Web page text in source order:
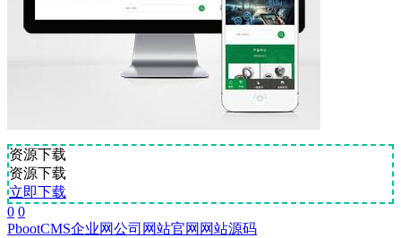
资源下载
资源下载
立即下载
0 0
PbootCMS企业网公司网站官网 网站源码